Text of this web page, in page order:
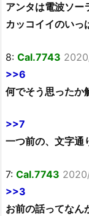
アンタは電波ソー
カッコイイのいっ
8: Cal.7743
>>6
何でそう思った
>>7
一つ前の、文字通
7: Cal.7743
>>3
お前の話ってなん